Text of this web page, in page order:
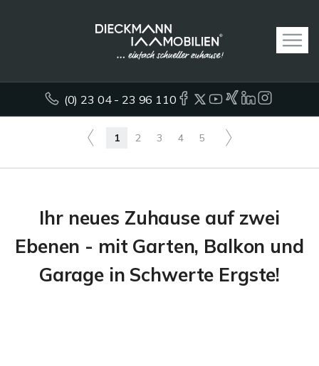
(0) 23 04 - 23 96 110
1 2 3 4 5
Ihr neues Zuhause auf zwei
Ebenen - mit Garten, Balkon und
Garage in Schwerte Ergste!